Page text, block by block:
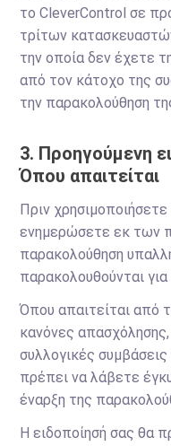
το CleverControl σε
τρίτων
την οποία δεν έχετε
από τον κάτοχο της
την παρακολούθηση
3. Προηγούμενη
Όπου απαιτείται
Πριν
ενημερώσετε εκ των
παρακολούθηση
παρακολουθούνται
Όπου απαιτείται από
κανόνες απασχόλησης,
συλλογικές
πρέπει να λάβετε
έναρξη της
Η ειδοποίησή σας θα